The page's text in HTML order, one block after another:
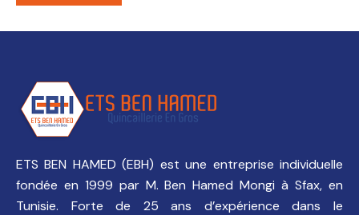
ETS BEN HAMED (EBH) est une entreprise individuelle
fondée en 1999 par M. Ben Hamed Mongi à Sfax, en
Tunisie. Forte de 25 ans d’expérience dans le